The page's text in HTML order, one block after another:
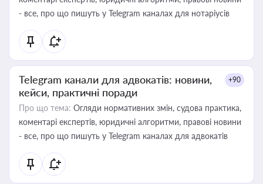
- все, про що пишуть у Telegram каналах для нотаріусів
Telegram канали для адвокатів: новини,
кейси, практичні поради
+90
Про що тема: Огляди нормативних змін, судова практика,
коментарі експертів, юридичні алгоритми, правові новини
- все, про що пишуть у Telegram каналах для адвокатів